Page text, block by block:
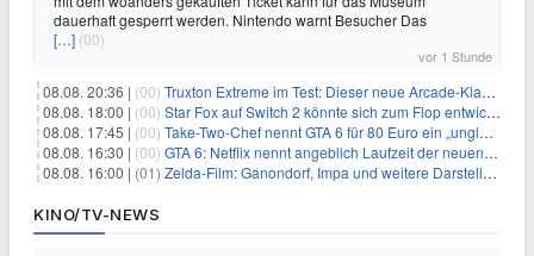
dauerhaft gesperrt werden. Nintendo warnt Besucher Das
[…] (00)
vor 1 Stunde
08.08. 20:36 | (00) Truxton Extreme im Test: Dieser neue Arcade-Klassiker verzeiht dir gar nichts
08.08. 18:00 | (00) Star Fox auf Switch 2 könnte sich zum Flop entwickeln
08.08. 17:45 | (00) Take-Two-Chef nennt GTA 6 für 80 Euro ein „unglaubliches Schnäppchen“
08.08. 16:30 | (00) GTA 6: Netflix nennt angeblich Laufzeit der neuen Gameplay-Präsentation
08.08. 16:00 | (01) Zelda-Film: Ganondorf, Impa und weitere Darsteller sollen feststehen
KINO/TV-NEWS